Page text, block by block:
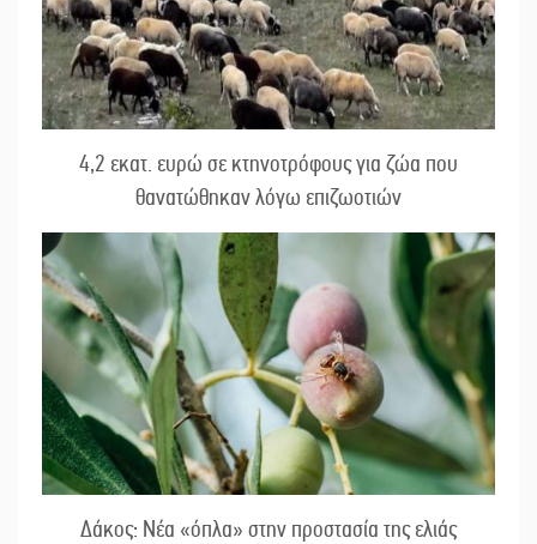
4,2 εκατ. ευρώ σε κτηνοτρόφους για ζώα που
θανατώθηκαν λόγω επιζωοτιών
Δάκος: Νέα «όπλα» στην προστασία της ελιάς